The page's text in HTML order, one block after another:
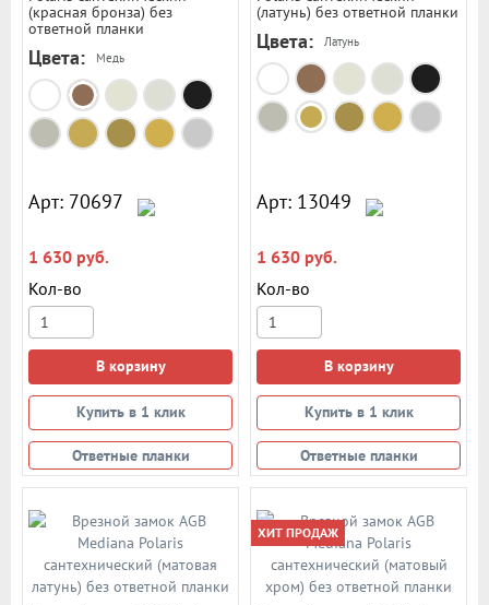
(красная бронза) без
ответной планки
Цвета: Медь
Арт: 70697
1 630 руб.
Кол-во
В корзину
Купить в 1 клик
Ответные планки
(латунь) без ответной планки
Цвета: Латунь
Арт: 13049
1 630 руб.
Кол-во
В корзину
Купить в 1 клик
Ответные планки
ХИТ ПРОДАЖ